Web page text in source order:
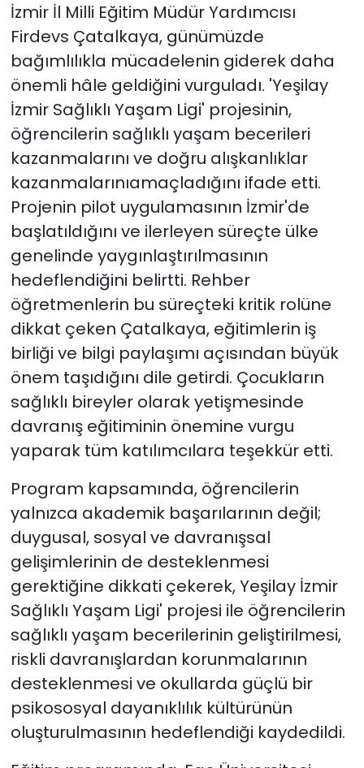
İzmir İl Milli Eğitim Müdür Yardımcısı
Firdevs Çatalkaya, günümüzde
bağımlılıkla mücadelenin giderek daha
önemli hâle geldiğini vurguladı. 'Yeşilay
İzmir Sağlıklı Yaşam Ligi' projesinin,
öğrencilerin sağlıklı yaşam becerileri
kazanmalarını ve doğru alışkanlıklar
kazanmalarınıamaçladığını ifade etti.
Projenin pilot uygulamasının İzmir'de
başlatıldığını ve ilerleyen süreçte ülke
genelinde yaygınlaştırılmasının
hedeflendiğini belirtti. Rehber
öğretmenlerin bu süreçteki kritik rolüne
dikkat çeken Çatalkaya, eğitimlerin iş
birliği ve bilgi paylaşımı açısından büyük
önem taşıdığını dile getirdi. Çocukların
sağlıklı bireyler olarak yetişmesinde
davranış eğitiminin önemine vurgu
yaparak tüm katılımcılara teşekkür etti.
Program kapsamında, öğrencilerin
yalnızca akademik başarılarının değil;
duygusal, sosyal ve davranışsal
gelişimlerinin de desteklenmesi
gerektiğine dikkati çekerek, Yeşilay İzmir
Sağlıklı Yaşam Ligi' projesi ile öğrencilerin
sağlıklı yaşam becerilerinin geliştirilmesi,
riskli davranışlardan korunmalarının
desteklenmesi ve okullarda güçlü bir
psikososyal dayanıklılık kültürünün
oluşturulmasının hedeflendiği kaydedildi.